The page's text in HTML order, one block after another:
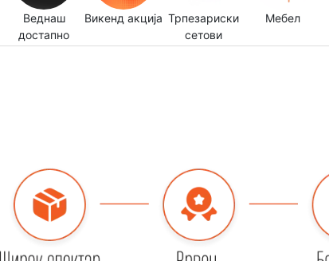
Веднаш
достапно
Викенд акција Трпезариски
сетови
Мебел